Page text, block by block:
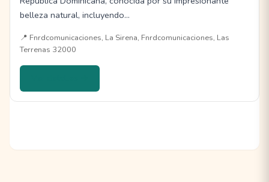
belleza natural, incluyendo…
📍 Fnrdcomunicaciones, La Sirena, Fnrdcomunicaciones, Las
Terrenas 32000